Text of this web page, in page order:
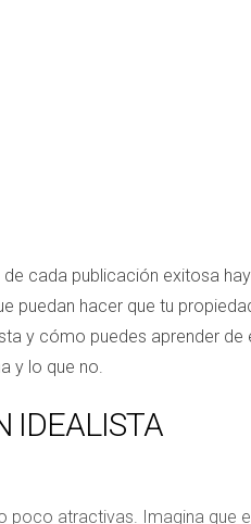
cada publicación exitosa
puedan hacer que tu
y cómo puedes aprender
y lo que no.
IDEALISTA
atractivas. Imagina